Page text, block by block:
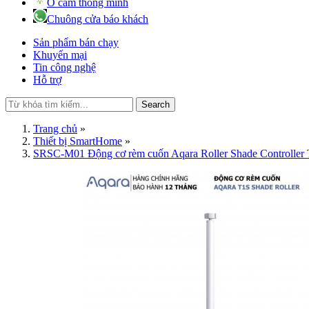
Ổ cắm thông minh
Chuông cửa báo khách
Sản phẩm bán chạy
Khuyến mại
Tin công nghệ
Hỗ trợ
Search
Trang chủ »
Thiết bị SmartHome »
SRSC-M01 Động cơ rèm cuốn Aqara Roller Shade Controller